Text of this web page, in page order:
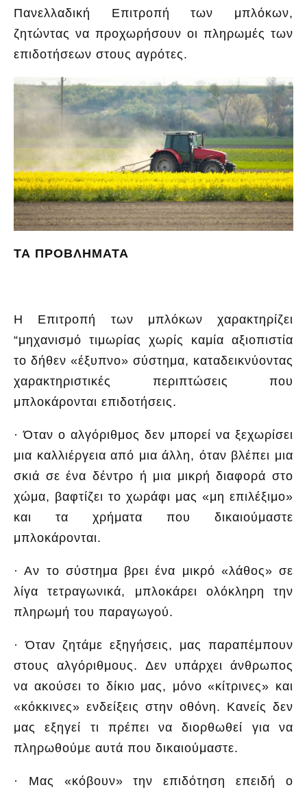
Πανελλαδική Επιτροπή των μπλόκων,
ζητώντας να προχωρήσουν οι πληρωμές των
επιδοτήσεων στους αγρότες.
ΤΑ ΠΡΟΒΛΗΜΑΤΑ
Η Επιτροπή των μπλόκων χαρακτηρίζει
“μηχανισμό τιμωρίας χωρίς καμία αξιοπιστία
το δήθεν «έξυπνο» σύστημα, καταδεικνύοντας
χαρακτηριστικές περιπτώσεις που
μπλοκάρονται επιδοτήσεις.
· Όταν ο αλγόριθμος δεν μπορεί να ξεχωρίσει
μια καλλιέργεια από μια άλλη, όταν βλέπει μια
σκιά σε ένα δέντρο ή μια μικρή διαφορά στο
χώμα, βαφτίζει το χωράφι μας «μη επιλέξιμο»
και τα χρήματα που δικαιούμαστε
μπλοκάρονται.
· Αν το σύστημα βρει ένα μικρό «λάθος» σε
λίγα τετραγωνικά, μπλοκάρει ολόκληρη την
πληρωμή του παραγωγού.
· Όταν ζητάμε εξηγήσεις, μας παραπέμπουν
στους αλγόριθμους. Δεν υπάρχει άνθρωπος
να ακούσει το δίκιο μας, μόνο «κίτρινες» και
«κόκκινες» ενδείξεις στην οθόνη. Κανείς δεν
μας εξηγεί τι πρέπει να διορθωθεί για να
πληρωθούμε αυτά που δικαιούμαστε.
· Μας «κόβουν» την επιδότηση επειδή ο